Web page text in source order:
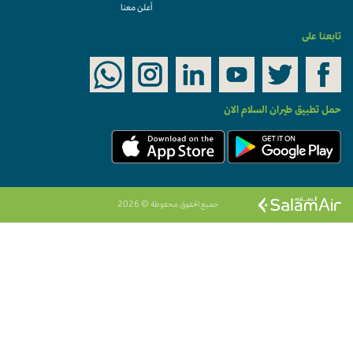
أعلن معنا
تابعنا على
حمل تطبيق طيران السلام الان
جميع الحقوق محفوظة © 2026